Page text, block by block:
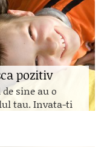
pozitiv
sine au o
tau. Invata-ti